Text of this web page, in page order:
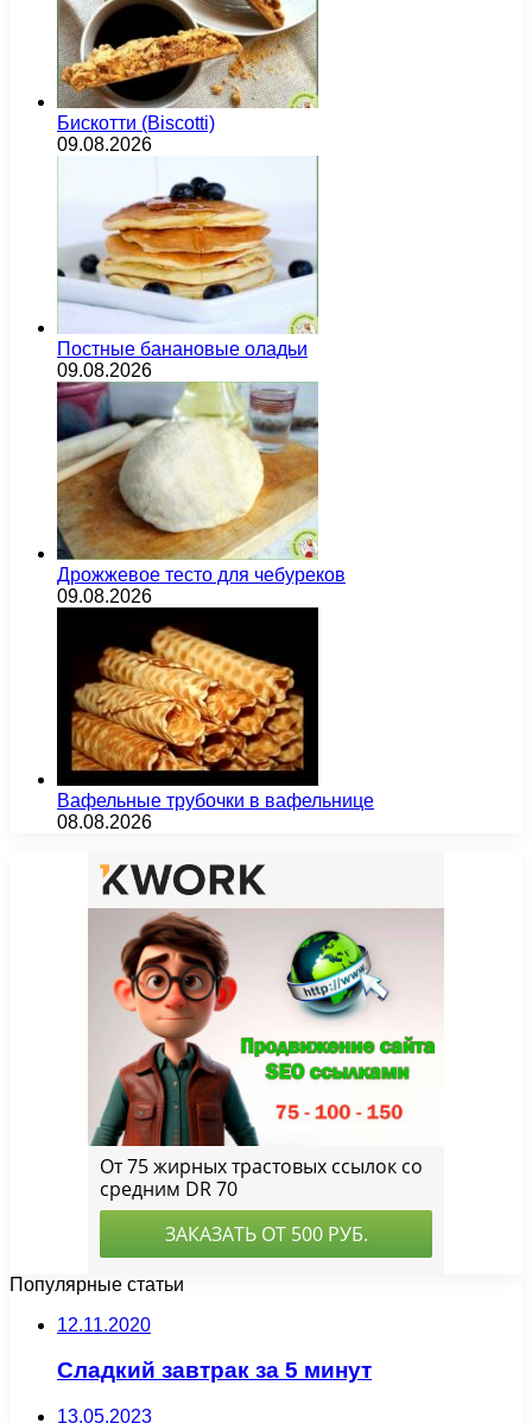
Бискотти (Biscotti)
09.08.2026
Постные банановые оладьи
09.08.2026
Дрожжевое тесто для чебуреков
09.08.2026
Вафельные трубочки в вафельнице
08.08.2026
Популярные статьи
12.11.2020
Сладкий завтрак за 5 минут
13.05.2023